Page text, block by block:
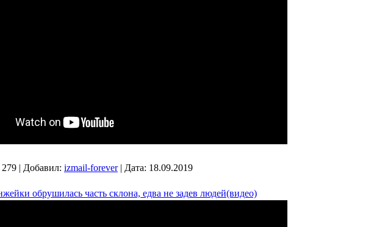
279 | Добавил: izmail-forever | Дата: 18.09.2019
обрушилась часть склона, едва не задев людей(видео)